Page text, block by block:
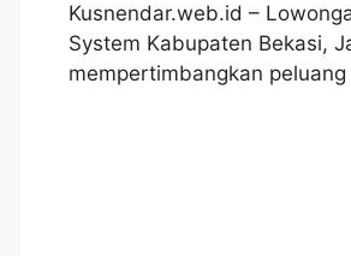
Kusnendar.web.id –
System Kabupaten Bekasi,
mempertimbangkan